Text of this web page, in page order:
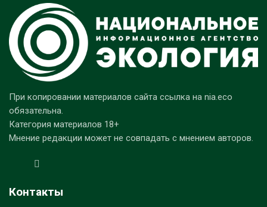
При копировании материалов сайта ссылка на nia.eco
обязательна.
Категория материалов 18+
Мнение редакции может не совпадать с мнением авторов.
Контакты